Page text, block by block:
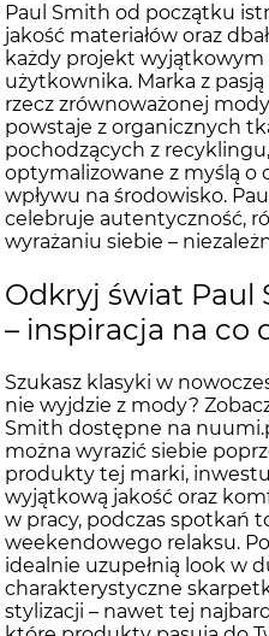
Paul Smith od początku
jakość materiałów oraz
każdy projekt
użytkownika. Marka z pasją
rzecz zrównoważonej
powstaje z organicznych
pochodzących z
optymalizowane z myślą
wpływu na środowisko.
celebruje autentyczność,
wyrażaniu siebie –
Odkryj świat Paul
– inspiracja na co
Szukasz klasyki w
nie wyjdzie z mody?
Smith dostępne na
można wyrazić siebie
produkty tej marki,
wyjątkową jakość oraz
w pracy, podczas spotkań
weekendowego relaksu.
idealnie uzupełnią look w
charakterystyczne
stylizacji – nawet tej